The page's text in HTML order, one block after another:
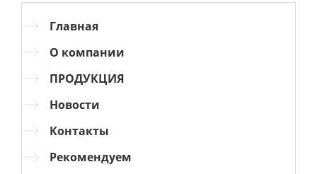
Главная
О компании
ПРОДУКЦИЯ
Новости
Контакты
Рекомендуем